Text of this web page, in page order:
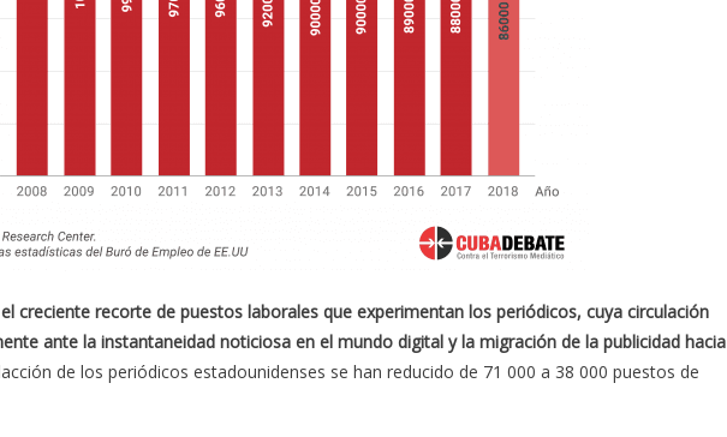
creciente recorte de puestos laborales que experimentan los periódicos, cuya circulación
ante la instantaneidad noticiosa en el mundo digital y la migración de la publicidad hacia
de los periódicos estadounidenses se han reducido de 71 000 a 38 000 puestos de